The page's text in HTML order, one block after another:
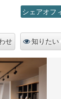
シェアオフ
せ 知りたい